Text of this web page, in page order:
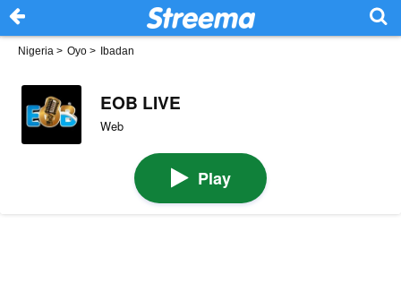
Nigeria > Oyo > Ibadan
EOB LIVE
Web
Play